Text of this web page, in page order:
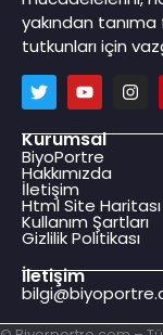
yakından
tutkunları için
Kurumsal
BiyoPortre
Hakkımızda
İletişim
Html Site Haritası
Kullanım Şartları
Gizlilik Politikası
İletişim